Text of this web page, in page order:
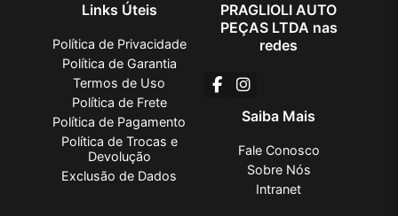
Links Úteis
Política de Privacidade
Política de Garantia
Termos de Uso
Política de Frete
Política de Pagamento
Política de Trocas e
Devolução
Exclusão de Dados
PRAGLIOLI AUTO
PEÇAS LTDA nas
redes
Saiba Mais
Fale Conosco
Sobre Nós
Intranet